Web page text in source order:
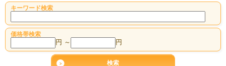
キーワード検索
価格帯検索
円 ～ 円